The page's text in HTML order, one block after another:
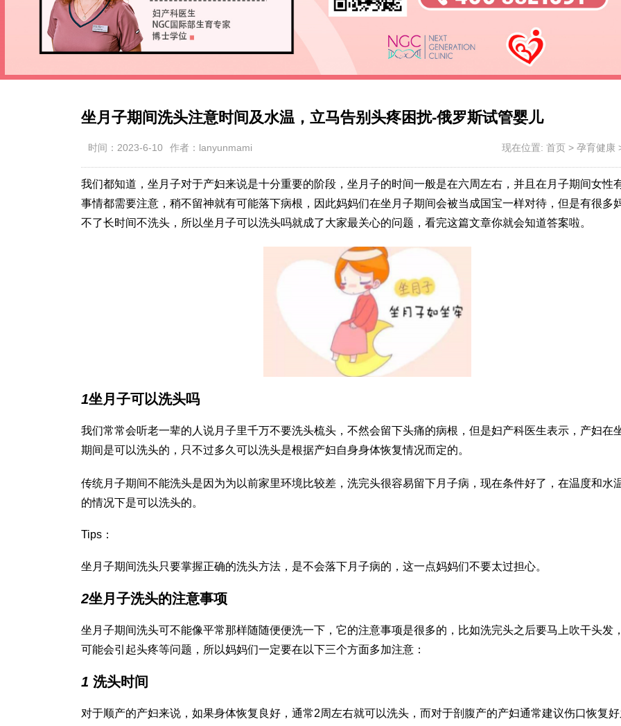
坐月子期间洗头注意时间及水温，立马告别头疼困扰-俄罗斯试管婴儿
时间：2023-6-10 作者：lanyunmami 现在位置: 首页 > 孕育健康
我们都知道，坐月子对于产妇来说是十分重要的阶段，坐月子的时间一般是在六周左右，并且在月子期间女性
事情都需要注意，稍不留神就有可能落下病根，因此妈妈们在坐月子期间会被当成国宝一样对待，但是有很多
不了长时间不洗头，所以坐月子可以洗头吗就成了大家最关心的问题，看完这篇文章你就会知道答案啦。
1坐月子可以洗头吗
我们常常会听老一辈的人说月子里千万不要洗头梳头，不然会留下头痛的病根，但是妇产科医生表示，产妇在
期间是可以洗头的，只不过多久可以洗头是根据产妇自身身体恢复情况而定的。
传统月子期间不能洗头是因为为以前家里环境比较差，洗完头很容易留下月子病，现在条件好了，在温度和水
的情况下是可以洗头的。
Tips：
坐月子期间洗头只要掌握正确的洗头方法，是不会落下月子病的，这一点妈妈们不要太过担心。
2坐月子洗头的注意事项
坐月子期间洗头可不能像平常那样随随便便洗一下，它的注意事项是很多的，比如洗完头之后要马上吹干头发
可能会引起头疼等问题，所以妈妈们一定要在以下三个方面多加注意：
1 洗头时间
对于顺产的产妇来说，如果身体恢复良好，通常2周左右就可以洗头，而对于剖腹产的产妇通常建议伤口恢复